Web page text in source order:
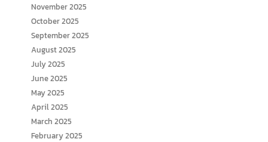
November 2025
October 2025
September 2025
August 2025
July 2025
June 2025
May 2025
April 2025
March 2025
February 2025